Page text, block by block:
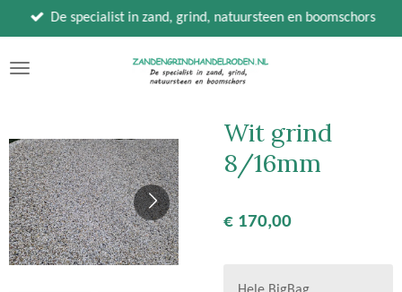
direct
naar
De specialist in zand, grind, natuursteen en boomschors
Wit grind
8/16mm
€ 170,00